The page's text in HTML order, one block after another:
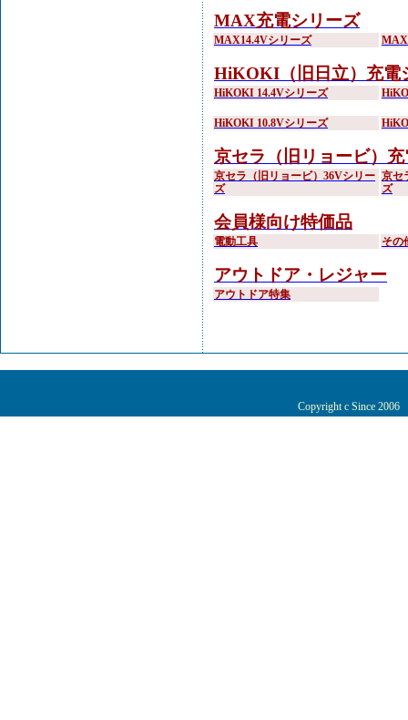
MAX充電シリーズ
MAX14.4Vシリーズ
HiKOKI（旧日立）充電
HiKOKI 14.4Vシリーズ
HiKOKI 10.8Vシリーズ
京セラ（旧リョービ）
京セラ（旧リョービ）36Vシリー
ズ
京セ
ズ
会員様向け特価品
電動工具 その
アウトドア・レジャー
アウトドア特集
Copyright c Since